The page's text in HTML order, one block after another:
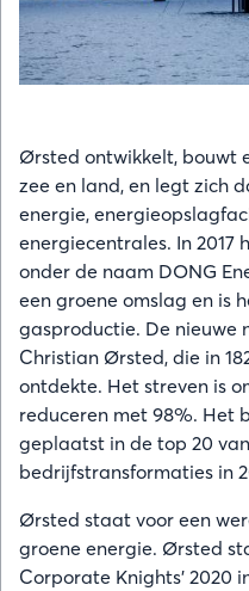
Ørsted ontwikkelt, bouwt
zee en land, en legt zich
energie,
energiecentrales. In
onder de naam DONG
een groene omslag en is
gasproductie. De nieuwe
Christian Ørsted, die in
ontdekte. Het streven is
reduceren met 98%. Het
geplaatst in de top 20
bedrijfstransformaties in
Ørsted staat voor een
groene energie. Ørsted
Corporate Knights’ 2020